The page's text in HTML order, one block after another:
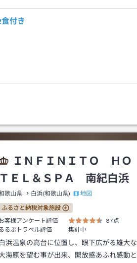
付き
ＩＮＦＩＮＩＴＯ ＨＯ
ＴＥＬ＆ＳＰＡ 南紀白浜
歌山県 白浜(和歌山県) 地図
ふるさと納税対象施設
客様アンケート評価
87点
るぶトラベル評価
集計中
白浜温泉の高台に位置し、眼下広がる雄大な
海原を望む事が出来、開放感あふれ感動と